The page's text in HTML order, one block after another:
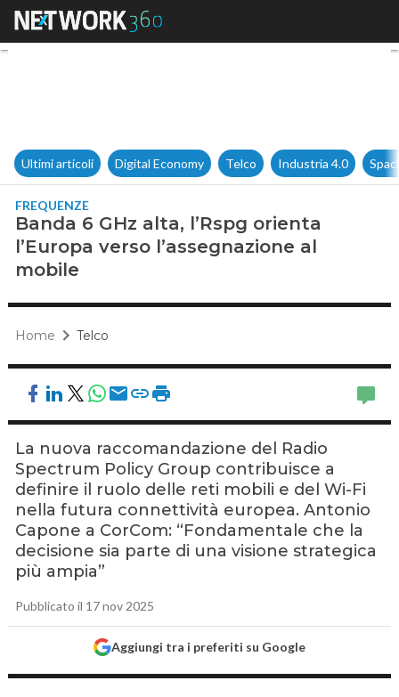
Banda 6 GHz alta, l’Rspg
Ultimi articoli Digital Economy Telco Industria 4.0
FREQUENZE
Banda 6 GHz alta, l’Rspg orienta
l’Europa verso l’assegnazione al
mobile
Home Telco
La nuova raccomandazione del Radio
Spectrum Policy Group contribuisce a
definire il ruolo delle reti mobili e del Wi-Fi
nella futura connettività europea. Antonio
Capone a CorCom: “Fondamentale che la
decisione sia parte di una visione strategica
più ampia”
Pubblicato il 17 nov 2025
Aggiungi tra i preferiti su Google